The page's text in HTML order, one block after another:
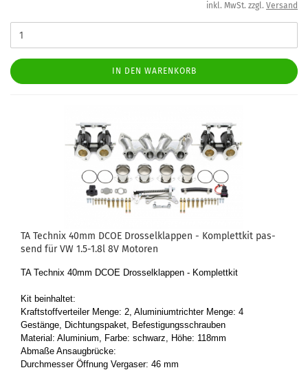
inkl. MwSt. zzgl. Versand
IN DEN WARENKORB
TA Tech­nix 40mm DCOE Dros­sel­klap­pen - Kom­plett­kit pas­
send für VW 1.5-1.8l 8V Mo­to­ren
TA Tech­nix 40mm DCOE Dros­sel­klap­pen - Kom­plett­kit
Kit be­inhal­tet:
Kraft­stoff­ver­tei­ler Menge: 2, Alu­mi­ni­umtrich­ter Menge: 4
Ge­stän­ge, Dich­tungs­pa­ket, Be­fes­ti­gungs­schrau­ben
Ma­te­ri­al: Alu­mi­ni­um, Farbe: schwarz, Höhe: 118mm
Ab­ma­ße An­saug­brü­cke:
Durch­mes­ser Öff­nung Ver­ga­ser: 46 mm